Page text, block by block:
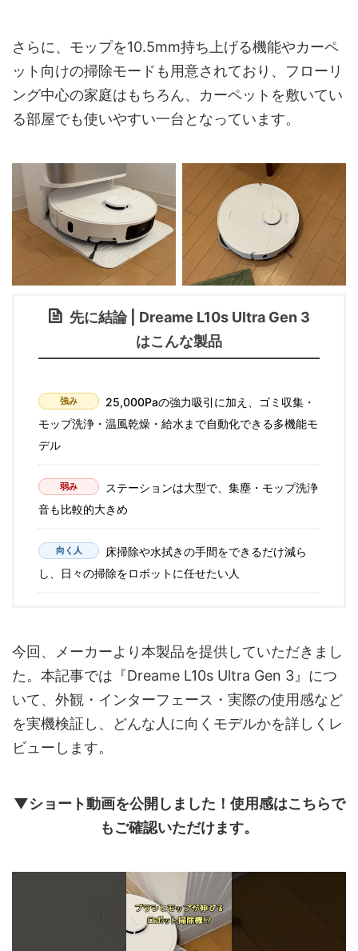
さらに、モップを10.5mm持ち上げる機能やカーペ
ット向けの掃除モードも用意されており、フローリ
ング中心の家庭はもちろん、カーペットを敷いてい
る部屋でも使いやすい一台となっています。
先に結論 | Dreame L10s Ultra Gen 3
はこんな製品
強み
25,000Paの強力吸引に加え、ゴミ収集・
モップ洗浄・温風乾燥・給水まで自動化できる多機能モ
デル
弱み
ステーションは大型で、集塵・モップ洗浄
音も比較的大きめ
向く人
床掃除や水拭きの手間をできるだけ減ら
し、日々の掃除をロボットに任せたい人
今回、メーカーより本製品を提供していただきまし
た。本記事では『Dreame L10s Ultra Gen 3』につ
いて、外観・インターフェース・実際の使用感など
を実機検証し、どんな人に向くモデルかを詳しくレ
ビューします。
▼ショート動画を公開しました！使用感はこちらで
もご確認いただけます。